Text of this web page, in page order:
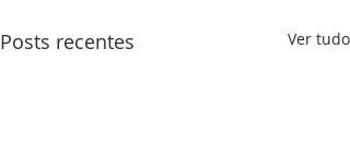
Posts recentes Ver tudo